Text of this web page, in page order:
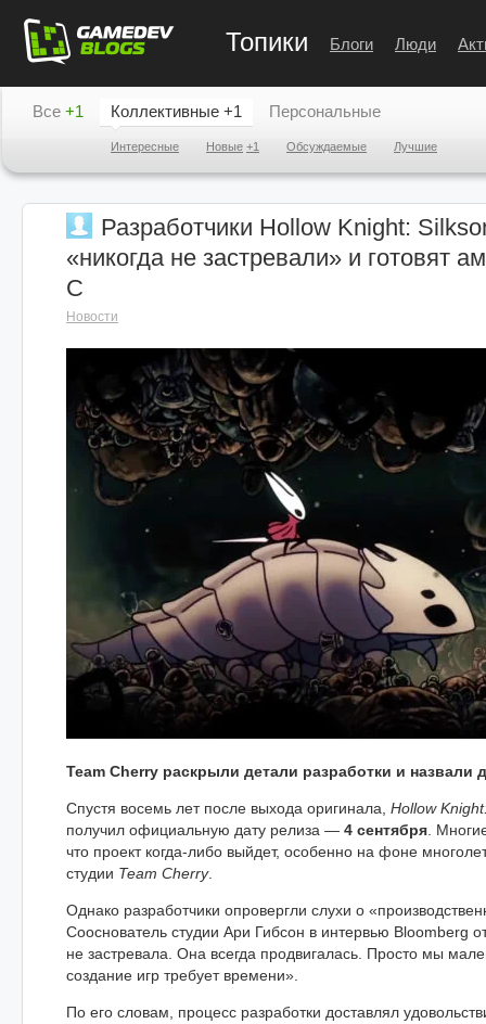
Топики Блоги Люди
Все +1 Коллективные +1
Интересные Новые +1 Обсуждаемые Лучшие
Персональные
Разработчики Hollow Knight:
«никогда не застревали» и готовят
C
Новости
Team Cherry раскрыли детали разработки и назвали
Спустя восемь лет после выхода оригинала, Hollow
получил официальную дату релиза — 4 сентября .
что проект когда-либо выйдет, особенно на фоне
студии Team Cherry.
Однако разработчики опровергли слухи о
Сооснователь студии Ари Гибсон в интервью Bloomberg
не застревала. Она всегда продвигалась. Просто мы
создание игр требует времени».
По его словам, процесс разработки доставлял